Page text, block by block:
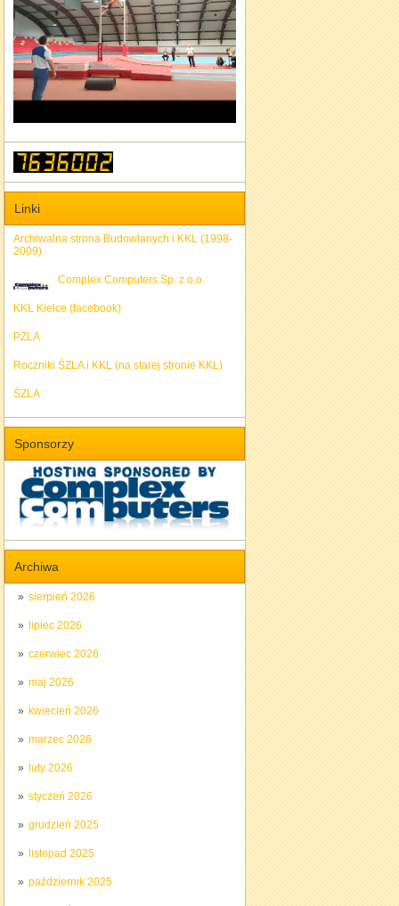
Linki
Archiwalna strona Budowlanych i KKL (1998-
2009)
Complex Computers Sp. z o.o.
KKL Kielce (facebook)
PZLA
Roczniki ŚZLA i KKL (na starej stronie KKL)
ŚZLA
Sponsorzy
Archiwa
sierpień 2026
lipiec 2026
czerwiec 2026
maj 2026
kwiecień 2026
marzec 2026
luty 2026
styczeń 2026
grudzień 2025
listopad 2025
październik 2025